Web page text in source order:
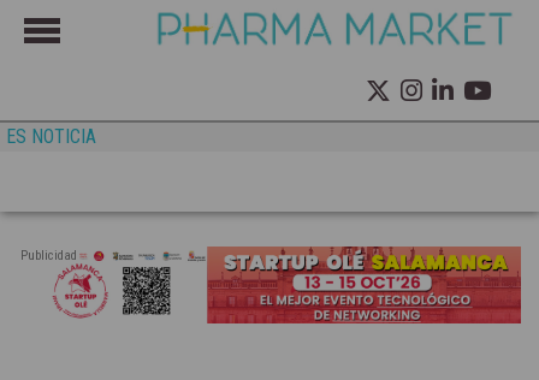
ES NOTICIA
Publicidad